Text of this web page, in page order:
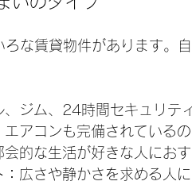
な賃貸物件があります。
、ジム、24時間セキュリテ
アコンも完備されている
的な生活が好きな人におす
広さや静かさを求める人